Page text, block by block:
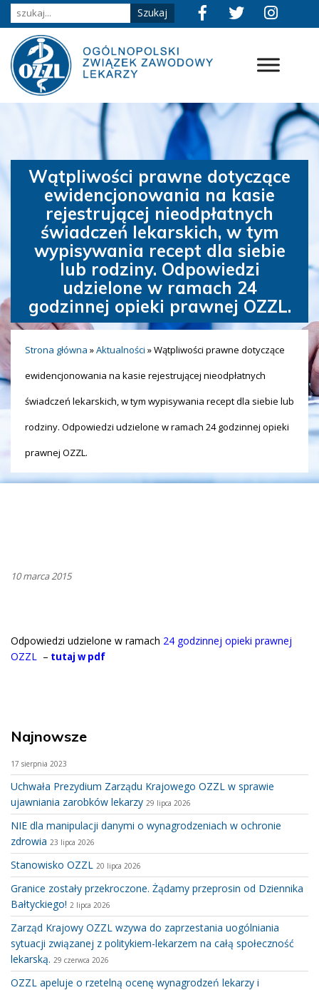
Wątpliwości prawne dotyczące
ewidencjonowania na kasie
rejestrującej nieodpłatnych
świadczeń lekarskich, w tym
wypisywania recept dla siebie
lub rodziny. Odpowiedzi
udzielone w ramach 24
godzinnej opieki prawnej OZZL.
Strona główna »Aktualności »Wątpliwości prawne dotyczące
ewidencjonowania na kasie rejestrującej nieodpłatnych
świadczeń lekarskich, w tym wypisywania recept dla siebie lub
rodziny. Odpowiedzi udzielone w ramach 24 godzinnej opieki
prawnej OZZL.
10 marca 2015
Odpowiedzi udzielone w ramach 24 godzinnej opieki prawnej
OZZL – tutaj w pdf
Najnowsze
17 sierpnia 2023
Uchwała Prezydium Zarządu Krajowego OZZL w sprawie
ujawniania zarobków lekarzy 29 lipca 2026
NIE dla manipulacji danymi o wynagrodzeniach w ochronie
zdrowia 23 lipca 2026
Stanowisko OZZL 20 lipca 2026
Granice zostały przekroczone. Żądamy przeprosin od Dziennika
Bałtyckiego! 2 lipca 2026
Zarząd Krajowy OZZL wzywa do zaprzestania uogólniania
sytuacji związanej z politykiem-lekarzem na całą społeczność
lekarską. 29 czerwca 2026
OZZL apeluje o rzetelną ocenę wynagrodzeń lekarzy i